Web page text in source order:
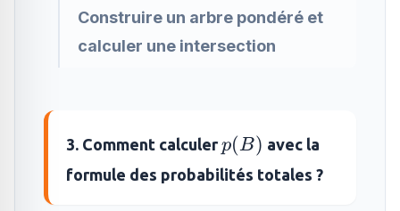
Construire un arbre pondéré et
calculer une intersection
3. Comment calculer p(B)
p(B) avec la
formule des probabilités totales ?